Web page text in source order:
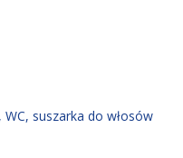
suszarka do włosów